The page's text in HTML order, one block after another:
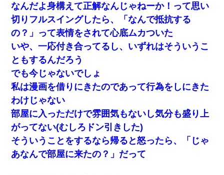
なんだよ身構えて正解なんじゃねーか！って思い
切りフルスイングしたら、「なんで抵抗する
の？」って表情をされて心底ムカついた
いや、一応付き合ってるし、いずれはそういうこ
ともするんだろう
でも今じゃないでしょ
私は漫画を借りにきたのであって行為をしにきた
わけじゃない
部屋に入っただけで雰囲気もないし気分も盛り上
がってない(むしろドン引きした)
そういうことをするなら帰ると怒ったら、「じゃ
あなんで部屋に来たの？」だって